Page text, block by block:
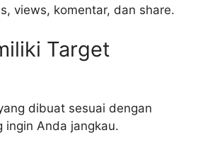
views, komentar, dan share.
Target
dibuat sesuai dengan
ingin Anda jangkau.